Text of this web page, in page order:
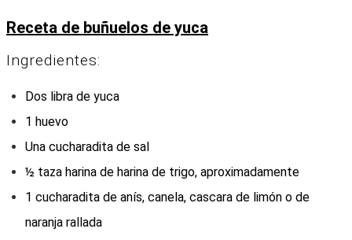
Receta de buñuelos de yuca
Ingredientes:
Dos libra de yuca
1 huevo
Una cucharadita de sal
½ taza harina de harina de trigo, aproximadamente
1 cucharadita de anís, canela, cascara de limón o de
naranja rallada